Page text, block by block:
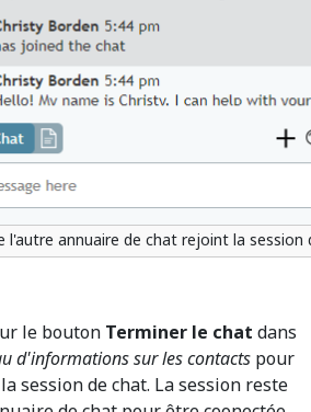
l'autre annuaire de chat rejoint la session
le bouton Terminer le chat dans
d'informations sur les contacts pour
session de chat. La session reste